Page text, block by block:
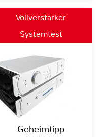
Vollverstärker
Systemtest
Geheimtipp